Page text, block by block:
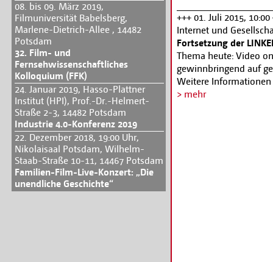
08. bis 09. März 2019,
Filmuniversität Babelsberg,
Marlene-Dietrich-Allee , 14482
Potsdam
32. Film- und
Fernsehwissenschaftliches
Kolloquium (FFK)
24. Januar 2019, Hasso-Plattner
Institut (HPI), Prof.-Dr.-Helmert-
Straße 2-3, 14482 Potsdam
Industrie 4.0-Konferenz 2019
22. Dezember 2018, 19:00 Uhr,
Nikolaisaal Potsdam, Wilhelm-
Staab-Straße 10-11, 14467 Potsdam
Familien-Film-Live-Konzert: „Die
unendliche Geschichte“
+++ 01. Juli 2015,
Internet und
Fortsetzung der
Thema heute: Video
gewinnbringend auf
Weitere
http://
> mehr